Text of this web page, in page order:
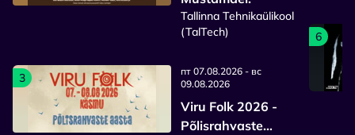
Tallinna Tehnikaülikool
(TalTech)
3
пт 07.08.2026 - вс
09.08.2026
Viru Folk 2026 -
Põlisrahvaste
6